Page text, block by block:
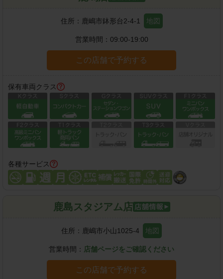
住所： 鹿嶋市鉢形台2-4-1 地図
営業時間： 09:00-19:00
この店舗で予約する
保有車両クラス
各種サービス
鹿島スタジアム店
住所： 鹿嶋市小山1025-4 地図
営業時間： 店舗ページをご確認ください
この店舗で予約する